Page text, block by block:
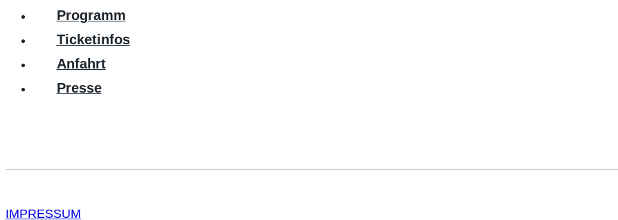
Programm
Ticketinfos
Anfahrt
Presse
IMPRESSUM